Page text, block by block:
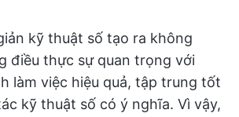
kỹ thuật số tạo ra không
điều thực sự quan trọng với
làm việc hiệu quả, tập trung tốt
kỹ thuật số có ý nghĩa. Vì vậy,